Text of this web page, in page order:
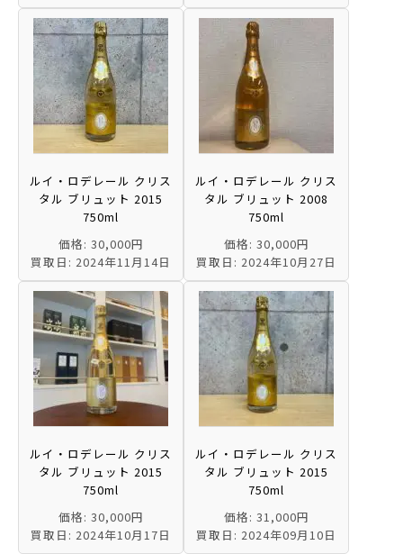
ルイ・ロデレール クリス
タル ブリュット 2015
750ml
価格: 30,000円
買取日: 2024年11月14日
ルイ・ロデレール クリス
タル ブリュット 2008
750ml
価格: 30,000円
買取日: 2024年10月27日
ルイ・ロデレール クリス
タル ブリュット 2015
750ml
価格: 30,000円
買取日: 2024年10月17日
ルイ・ロデレール クリス
タル ブリュット 2015
750ml
価格: 31,000円
買取日: 2024年09月10日